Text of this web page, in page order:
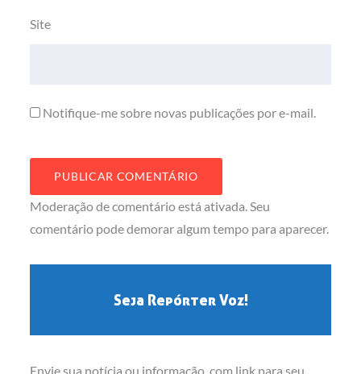
Site
Notifique-me sobre novas publicações por e-mail.
Moderação de comentário está ativada. Seu
comentário pode demorar algum tempo para aparecer.
Seja Repórter Voz!
Envie sua notícia ou informação, com link para seu